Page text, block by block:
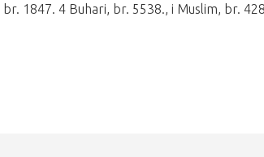
1847. 4 Buhari, br. 5538., i Muslim, br.